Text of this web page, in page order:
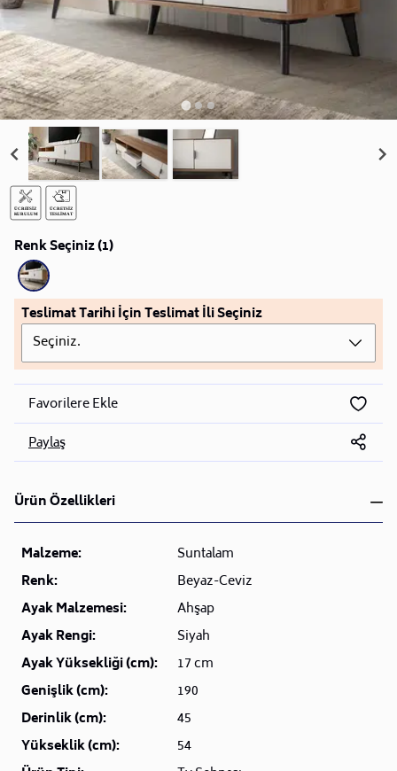
Renk Seçiniz (1)
Teslimat Tarihi İçin Teslimat İli Seçiniz
Seçiniz.
Favorilere Ekle
Paylaş
Ürün Özellikleri
Malzeme:
Suntalam
Renk:
Beyaz-Ceviz
Ayak Malzemesi:
Ahşap
Ayak Rengi:
Siyah
Ayak Yüksekliği (cm):
17 cm
Genişlik (cm):
190
Derinlik (cm):
45
Yükseklik (cm):
54